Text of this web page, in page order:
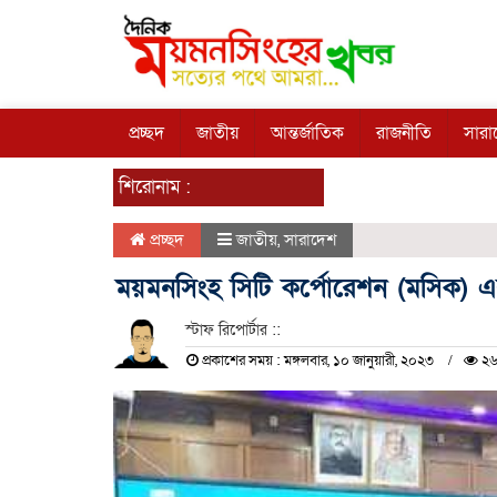
প্রচ্ছদ জাতীয় আন্তর্জাতিক রাজনীতি
শিরোনাম :
প্রচ্ছদ জাতীয়,সারাদেশ
ময়মনসিংহ সিটি কর্পোরেশন
স্টাফ রিপোর্টার ::
প্রকাশের সময় : মঙ্গলবার, ১০ জানুয়ারী, ২০২৩